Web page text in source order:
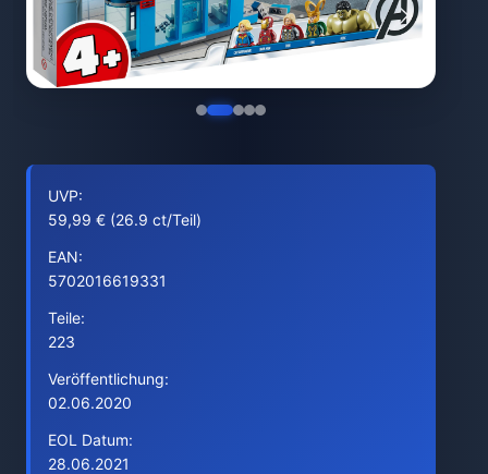
UVP:
59,99 € (26.9 ct/Teil)
EAN:
5702016619331
Teile:
223
Veröffentlichung:
02.06.2020
EOL Datum:
28.06.2021